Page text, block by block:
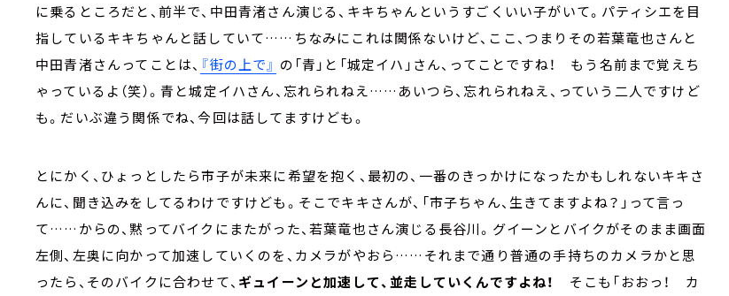
に乗るところだと、前半で、中田青渚さん演じる、キキちゃんというすごくいい子がいて。パティシエを目
指しているキキちゃんと話していて……ちなみにこれは関係ないけど、ここ、つまりその若葉竜也さんと
中田青渚さんってことは、 『街の上で』 の「青」と「城定イハ」さん、ってことですね！ もう名前まで覚えち
ゃっているよ（笑）。青と城定イハさん、忘れられねえ……あいつら、忘れられねえ、っていう二人ですけど
も。だいぶ違う関係でね、今回は話してますけども。
とにかく、ひょっとしたら市子が未来に希望を抱く、最初の、一番のきっかけになったかもしれないキキさ
んに、聞き込みをしてるわけですけども。そこでキキさんが、「市子ちゃん、生きてますよね？」って言っ
て……からの、黙ってバイクにまたがった、若葉竜也さん演じる長谷川。グイーンとバイクがそのまま画面
左側、左奥に向かって加速していくのを、カメラがやおら……それまで通り普通の手持ちのカメラかと思
ったら、そのバイクに合わせて、 ギュイーンと加速して、並走していくんですよね！
そこも「おおっ！ カ